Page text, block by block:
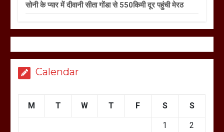
सोनी के प्यार में दीवानी सीता गोंडा से 550किमी दूर पहुंची मेरठ
Calendar
M T W T F S S
1
2